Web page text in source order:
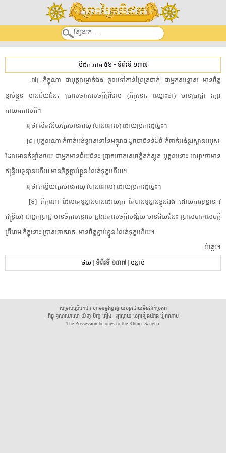
បិដក ភាគ ៥៦ - ទំព័រទី ១៣៧
​[​៧​]​ ​ភិក្ខុ​ណា​ ​ជា​បុគ្គល​ម្នាក់ឯង​ ​ចូល​ទៅកាន់​ព្រៃ​ត្រជាក់​ ​ជា​អ្នក​សន្តោស​ ​មានចិត្ត​
ខ្ជាប់ខ្ជួន​ ​មានជ័យ​ជំនះ​ ​ប្រាសចាក​សេចក្តី​ព្រឺរោម​ ​(​ភិក្ខុ​នោះ​ ​ឈ្មោះថា​)​ ​មាន​ប្រាជ្ញា​ ​រក្សា​
កាយគតាសតិ​។​
ឮថា​ ​សី​ត​វនិ​យត្ថេ​រមាន​អាយុ​ ​(​បាន​ពោល​)​ ​ដោយ​ប្រការ​ដូច្នេះ​។​
[​៨​]​ ​បុគ្គល​ណា​ ​កំចាត់​បង់​នូវ​សេនា​នៃ​មច្ចុរាជ​ ​ដូចជា​ជំនន់​ដ៏​ធំ​ ​កំចាត់​បង់​នូវ​ស្ពាន​បបុស​ ​
ដែល​មាន​កំឡាំង​ថយ​ ​ជា​អ្នកមាន​ជ័យជំនះ​ ​ប្រាសចាក​សេចក្តី​តក់ស្លុត​ ​បុគ្គល​នោះ​ ​ឈ្មោះថា​មាន​
ឥន្ទ្រិយ​ទូន្មាន​ហើយ​ ​មានចិត្ត​ខ្ជាប់ខ្ជួន​ ​រំលត់ទុក្ខ​ហើយ​។​ ​
ឮថា​ ​ភល្លិ​យត្ថេ​រមាន​អាយុ​ ​(​បាន​ពោល​)​ ​ដោយ​ប្រការ​ដូច្នេះ​។​
[​៩​]​ ​ភិក្ខុ​ណា​ ​ដែលគេ​ទូន្មាន​បាន​ដោយ​ក្រ​ ​តែ​បាន​ទូន្មាន​ខ្លួនឯង​ ​ដោយ​ការ​ទូន្មាន​ ​(​
ឥន្ទ្រិយ​)​ ​ជា​អ្នកប្រាជ្ញ​ ​មានចិត្ត​សន្តោស​ ​ឆ្លងផុត​សេចក្តី​សង្ស័យ​ ​មានជ័យ​ជំនះ​ ​ប្រាសចាក​សេចក្តី​
ព្រឺរោម​ ​ភិក្ខុ​នោះ​ ​ប្រាសចាក​រាគៈ​ ​មានចិត្ត​ខ្ជាប់ខ្ជួន​ ​រំលត់ទុក្ខ​ហើយ​។​ ​
​វី​រត្ថេរ​។​
ថយ | ទំព័រទី ១៣៧ | បន្ទាប់
សម្រាប់ប្រើឯកជន ហាមចម្លងឬផ្សាយបន្តដោយមិនដាក់ប្រភព
ភិក្ខុ គុណឃោសោ យ័ញ មិញ គឿង - វត្តស្វាយ ខេត្តគៀងយ៉ាង វៀតណាម
The Possession belongs to the Khmer Sangha.